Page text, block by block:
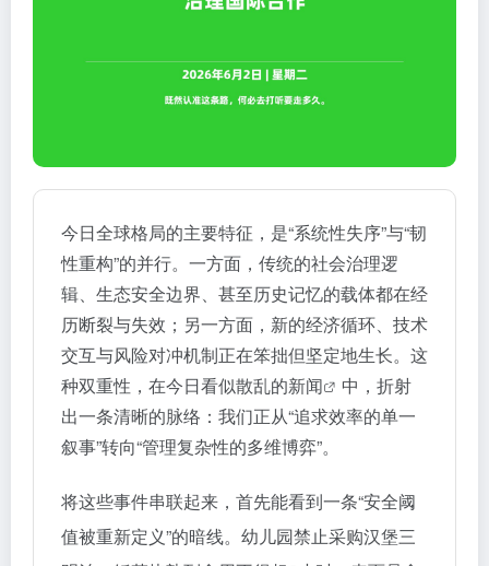
今日全球格局的主要特征，是“系统性失序”与“韧
性重构”的并行。一方面，传统的社会治理逻
辑、生态安全边界、甚至历史记忆的载体都在经
历断裂与失效；另一方面，新的经济循环、技术
交互与风险对冲机制正在笨拙但坚定地生长。这
种双重性，在今日看似散乱的新闻
中，折射
出一条清晰的脉络：我们正从“追求效率的单一
叙事”转向“管理复杂性的多维博弈”。
将这些事件串联起来，首先能看到一条“安全阈
值被重新定义”的暗线。幼儿园禁止采购汉堡三